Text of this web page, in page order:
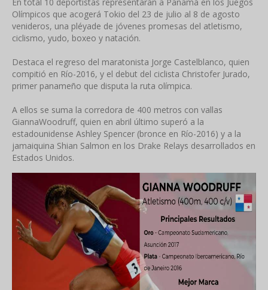
Olímpicos que acogerá Tokio del 23 de julio al 8 de agosto
venideros, una pléyade de jóvenes promesas del atletismo,
ciclismo, yudo, boxeo y natación.
Destaca el regreso del maratonista Jorge Castelblanco, quien
compitió en Río-2016, y el debut del ciclista Christofer Jurado,
primer panameño que disputa la ruta olímpica.
A ellos se suma la corredora de 400 metros con vallas
GiannaWoodruff, quien en abril último superó a la
estadounidense Ashley Spencer (bronce en Río-2016) y a la
jamaiquina Shian Salmon en los Drake Relays desarrollados en
Estados Unidos.